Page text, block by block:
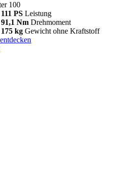
100
111 PS Leistung
91,1 Nm Drehmoment
175 kg Gewicht ohne Kraftstoff